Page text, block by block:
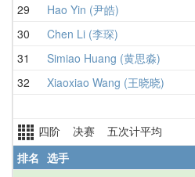
29 Hao Yin (尹皓)
30 Chen Li (李琛)
31 Simiao Huang (黄思淼)
32 Xiaoxiao Wang (王晓晓)
四阶 决赛 五次计平均
排名 选手